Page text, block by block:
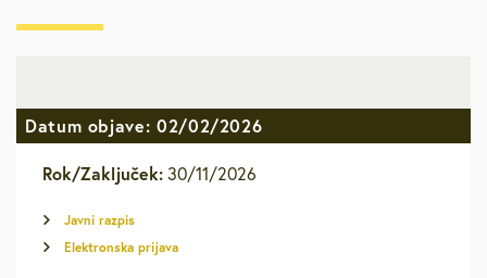
Datum objave: 02/02/2026
Rok/Zaključek: 30/11/2026
Javni razpis
Elektronska prijava